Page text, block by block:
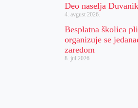
Deo naselja
4. avgust 2026.
Besplatna školica
organizuje se
zaredom
8. jul 2026.